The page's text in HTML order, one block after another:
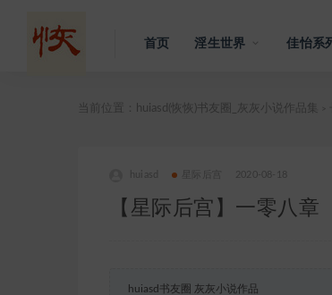
首页 淫生世界 佳怡系
当前位置： huiasd(恢恢)书友圈_灰灰小说作品集
2020-08-18
【星际后宫】一零八章
huiasd书友圈 灰灰小说作品